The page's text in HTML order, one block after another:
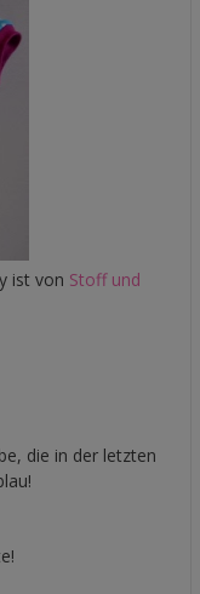
ist von Stoff und
die in der letzten